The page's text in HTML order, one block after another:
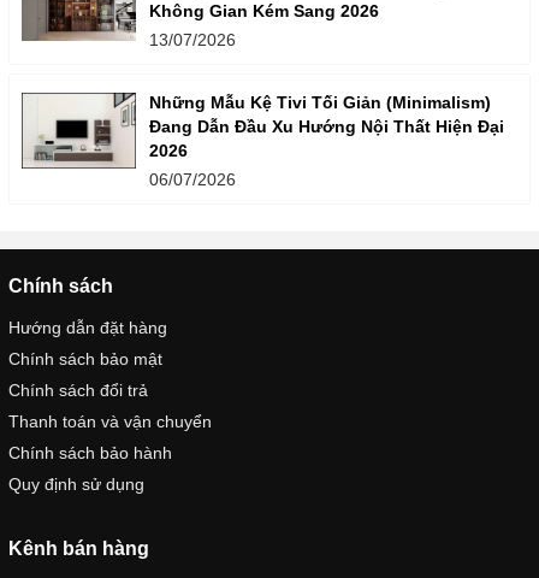
Không Gian Kém Sang 2026
13/07/2026
Những Mẫu Kệ Tivi Tối Giản (Minimalism)
Đang Dẫn Đầu Xu Hướng Nội Thất Hiện Đại
2026
06/07/2026
Chính sách
Hướng dẫn đặt hàng
Chính sách bảo mật
Chính sách đổi trả
Thanh toán và vận chuyển
Chính sách bảo hành
Quy định sử dụng
Kênh bán hàng